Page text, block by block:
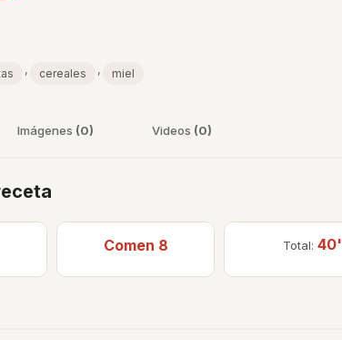
, cereales , miel
Imágenes (0) Videos (0)
Comen 8 Total: 40'